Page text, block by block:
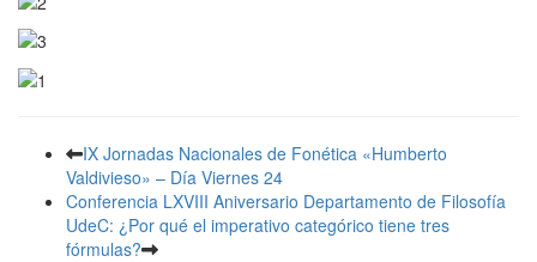
IX Jornadas Nacionales de Fonética «Humberto
Valdivieso» – Día Viernes 24
Conferencia LXVIII Aniversario Departamento de Filosofía
UdeC: ¿Por qué el imperativo categórico tiene tres
fórmulas?